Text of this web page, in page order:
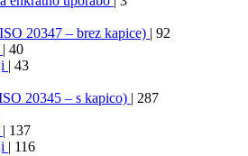
20347 – brez kapice) | 92
| 40
| 43
20345 – s kapico) | 287
| 137
| 116